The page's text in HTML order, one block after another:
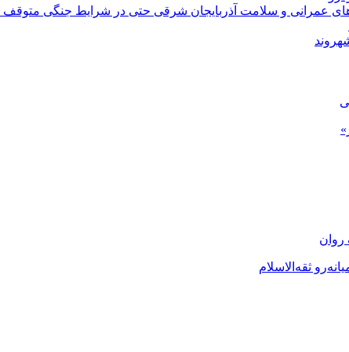
عمرانی و سلامت آذربایجان شرقی حتی در شرایط جنگی متوقف
روان
ثقه‌الاسلام